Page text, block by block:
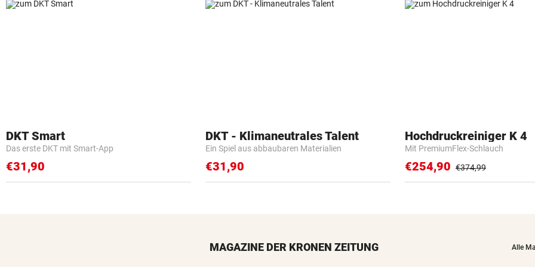
DKT Smart
Das erste DKT mit Smart-App
€31,90
DKT - Klimaneutrales Talent
Ein Spiel aus abbaubaren Materialien
€31,90
Hochdruckreiniger K 4
Mit PremiumFlex-Schlauch
€254,90 €374,99
MAGAZINE DER KRONEN ZEITUNG Alle